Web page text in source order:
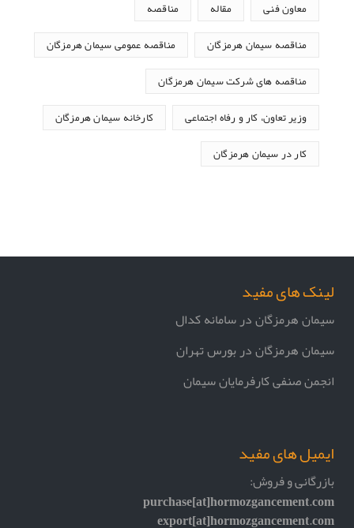
معاون فنی مقاله مناقصه
مناقصه سیمان هرمزگان مناقصه عمومی سیمان هرمزگان
مناقصه های شرکت سیمان هرمزگان
وزیر تعاون، کار و رفاه اجتماعی کارخانه سیمان هرمزگان
کار در سیمان هرمزگان
لینک های مفید
سیمان هرمزگان در سامانه کدال
سیمان هرمزگان در بورس تهران
انجمن صنفی کارفرمایان سیمان
ایمیل های مفید
بازرگانی و فروش:
purchase[at]hormozgancement.com
export[at]hormozgancement.com